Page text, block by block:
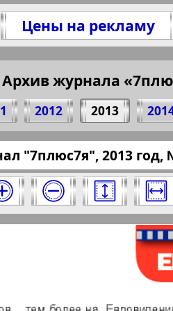
Цены на рекламу
Архив журнала
2012 2013
номер и
"7плюс7я", 2013 год,
21, 2013 год.
9 стр. журнала
чтобы скопировать
?pub=7-plus-